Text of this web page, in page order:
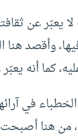
يعبّر عن
وأقصد هنا
كما أنه
في
هنا أصبحت